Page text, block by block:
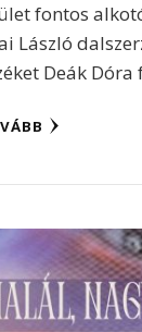
fontos
László
Deák Dóra